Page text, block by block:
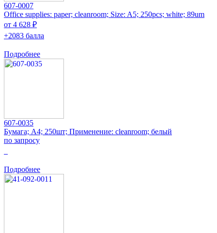
607-0007
Office supplies: paper; cleanroom; Size: A5; 250pcs; white; 89um
от 4 628 ₽
+2083 балла
Подробнее
607-0035
Бумага; A4; 250шт; Применение: cleanroom; белый
по запросу
Подробнее